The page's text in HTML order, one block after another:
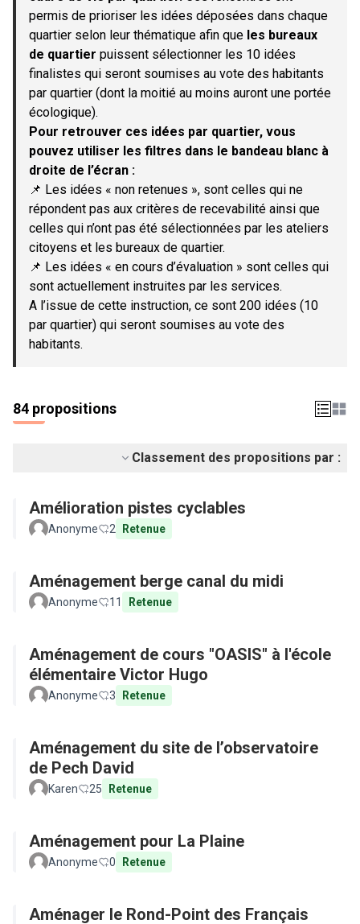
permis de prioriser les idées déposées dans chaque
quartier selon leur thématique afin que les bureaux
de quartier puissent sélectionner les 10 idées
finalistes qui seront soumises au vote des habitants
par quartier (dont la moitié au moins auront une portée
écologique).
Pour retrouver ces idées par quartier, vous
pouvez utiliser les filtres dans le bandeau blanc à
droite de l’écran :
📌 Les idées « non retenues », sont celles qui ne
répondent pas aux critères de recevabilité ainsi que
celles qui n’ont pas été sélectionnées par les ateliers
citoyens et les bureaux de quartier.
📌 Les idées « en cours d’évaluation » sont celles qui
sont actuellement instruites par les services.
A l’issue de cette instruction, ce sont 200 idées (10
par quartier) qui seront soumises au vote des
habitants.
84 propositions
Classement des propositions par :
Amélioration pistes cyclables
Anonyme 2 Retenue
Aménagement berge canal du midi
Anonyme 11 Retenue
Aménagement de cours "OASIS" à l'école
élémentaire Victor Hugo
Anonyme 3 Retenue
Aménagement du site de l’observatoire
de Pech David
Karen 25 Retenue
Aménagement pour La Plaine
Anonyme 0 Retenue
Aménager le Rond-Point des Français